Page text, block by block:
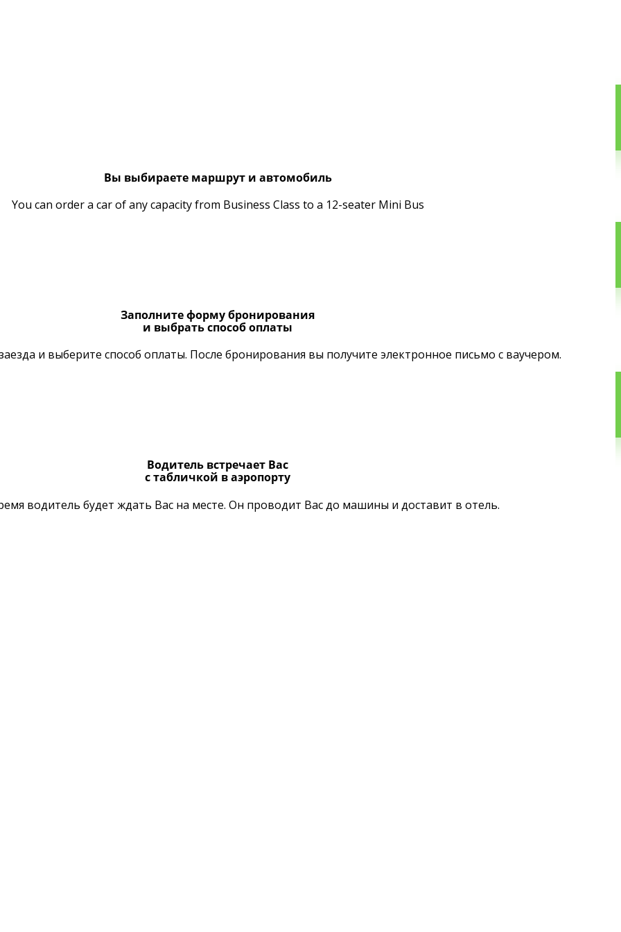
Вы выбираете маршрут и автомобиль
You can order a car of any capacity from Business Class to a 12-seater Mini Bus
Заполните форму бронирования
и выбрать способ оплаты
и выберите способ оплаты. После бронирования вы получите электронное письмо с ваучером.
Водитель встречает Вас
с табличкой в аэропорту
водитель будет ждать Вас на месте. Он проводит Вас до машины и доставит в отель.